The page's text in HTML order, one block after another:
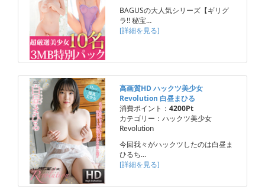
BAGUSの大人気シリーズ【ギリグ
ラ!! 秘宝…
[詳細を見る]
高画質HD ハックツ美少女
Revolution 白昼まひる
消費ポイント： 4200Pt
カテゴリー：ハックツ美少女
Revolution
今回我々がハックツしたのは白昼ま
ひるち…
[詳細を見る]